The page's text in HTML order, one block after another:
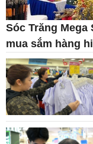
Sóc Trăng Mega
mua sắm hàng